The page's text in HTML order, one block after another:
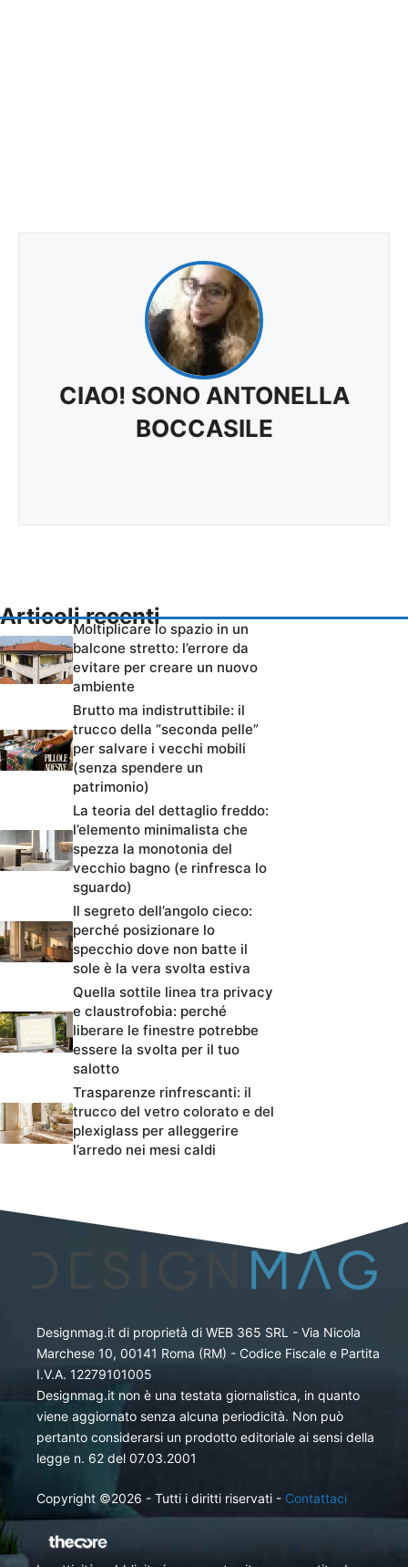
CIAO! SONO ANTONELLA
BOCCASILE
Articoli recenti
Moltiplicare lo spazio in un
balcone stretto: l’errore da
evitare per creare un nuovo
ambiente
Brutto ma indistruttibile: il
trucco della “seconda pelle”
per salvare i vecchi mobili
(senza spendere un
patrimonio)
La teoria del dettaglio freddo:
l’elemento minimalista che
spezza la monotonia del
vecchio bagno (e rinfresca lo
sguardo)
Il segreto dell’angolo cieco:
perché posizionare lo
specchio dove non batte il
sole è la vera svolta estiva
Quella sottile linea tra privacy
e claustrofobia: perché
liberare le finestre potrebbe
essere la svolta per il tuo
salotto
Trasparenze rinfrescanti: il
trucco del vetro colorato e del
plexiglass per alleggerire
l’arredo nei mesi caldi
Designmag.it di proprietà di WEB 365 SRL - Via Nicola
Marchese 10, 00141 Roma (RM) - Codice Fiscale e Partita
I.V.A. 12279101005
Designmag.it non è una testata giornalistica, in quanto
viene aggiornato senza alcuna periodicità. Non può
pertanto considerarsi un prodotto editoriale ai sensi della
legge n. 62 del 07.03.2001
Copyright ©2026 - Tutti i diritti riservati - Contattaci